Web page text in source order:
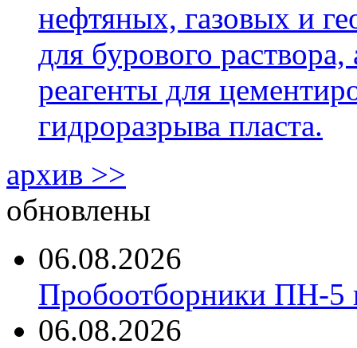
нефтяных, газовых и
для бурового
реагенты для
гидроразрыва пласта.
архив >>
обновлены
06.08.2026
Пробоотборники ПН-
06.08.2026